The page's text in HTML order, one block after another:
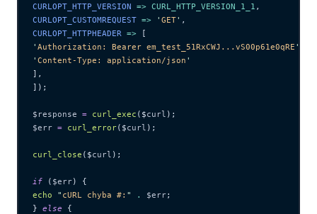
CURLOPT_HTTP_VERSION => CURL_HTTP_VERSION_1_1 ,
CURLOPT_CUSTOMREQUEST => ' GET' ,
CURLOPT_HTTPHEADER => [
' Authorization: Bearer em_test_51RxCWJ...vS00p61e0qRE '
' Content-Type: application/json '
],
]);
$response = curl_exec ($curl );
$err = curl_error($curl );
curl_close ($curl );
if ( $err) {
echo " cURL chyba #: " . $err;
} else {